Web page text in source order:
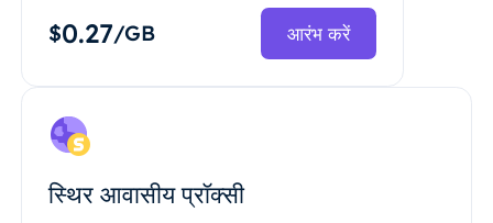
$0.27/GB आरंभ करें
स्थिर आवासीय प्रॉक्सी